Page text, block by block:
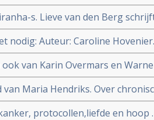
s. Lieve van den Berg
hersentumor en wat dat
den Berg.
nodig: Auteur: Caroline
hoe om te gaan met kanker
van Karin Overmars en
en heeft zijn kijk op de
van Maria Hendriks. Over
protocollen,liefde en hoop